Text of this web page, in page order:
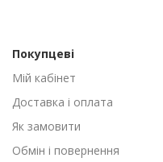
Покупцеві
Мій кабінет
Доставка і оплата
Як замовити
Обмін і повернення